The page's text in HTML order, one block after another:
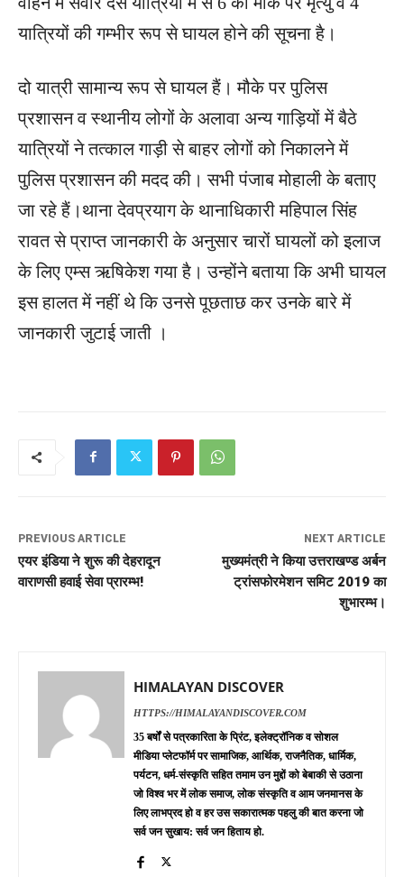
यात्रियों की गम्भीर रूप से घायल होने की सूचना है।
दो यात्री सामान्य रूप से घायल हैं। मौके पर पुलिस
प्रशासन व स्थानीय लोगों के अलावा अन्य गाड़ियों में बैठे
यात्रियों ने तत्काल गाड़ी से बाहर लोगों को निकालने में
पुलिस प्रशासन की मदद की। सभी पंजाब मोहाली के बताए
जा रहे हैं।थाना देवप्रयाग के थानाधिकारी महिपाल सिंह
रावत से प्राप्त जानकारी के अनुसार चारों घायलों को इलाज
के लिए एम्स ऋषिकेश गया है। उन्होंने बताया कि अभी घायल
इस हालत में नहीं थे कि उनसे पूछताछ कर उनके बारे में
जानकारी जुटाई जाती ।
PREVIOUS ARTICLE
एयर इंडिया ने शुरू की देहरादून
वाराणसी हवाई सेवा प्रारम्भ!
NEXT ARTICLE
मुख्यमंत्री ने किया उत्तराखण्ड अर्बन
ट्रांसफोरमेशन समिट 2019 का
शुभारम्भ।
HIMALAYAN DISCOVER
HTTPS://HIMALAYANDISCOVER.COM
35 बर्षों से पत्रकारिता के प्रिंट, इलेक्ट्रॉनिक व सोशल
मीडिया प्लेटफॉर्म पर सामाजिक, आर्थिक, राजनैतिक, धार्मिक,
पर्यटन, धर्म-संस्कृति सहित तमाम उन मुद्दों को बेबाकी से उठाना
जो विश्व भर में लोक समाज, लोक संस्कृति व आम जनमानस के
लिए लाभप्रद हो व हर उस सकारात्मक पहलु की बात करना जो
सर्व जन सुखाय: सर्व जन हिताय हो.